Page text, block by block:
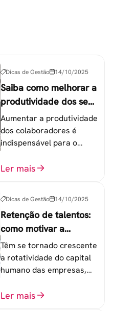
Dicas de Gestão 14/10/2025
Saiba como melhorar a
produtividade dos seus
colaboradores
Aumentar a produtividade
dos colaboradores é
indispensável para o
equipe de trabalho. 6
Ler mais
Dicas de Gestão 14/10/2025
Retenção de talentos:
como motivar a
geração Y nas
empresas?
Têm se tornado crescente
a rotatividade do capital
humano das empresas,
colaboradores na faixa de
Ler mais